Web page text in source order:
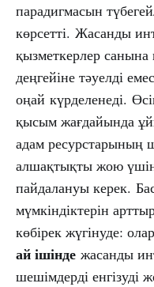
парадигмасын
көрсетті. Жасанды
қызметкерлер санына
деңгейіне тәуелді
оңай күрделенеді.
қысым жағдайында
адам ресурстарының
алшақтықты жою
пайдалануы керек.
мүмкіндіктерін
көбірек жүгінуде:
ай ішінде жасанды
шешімдерді енгізуді